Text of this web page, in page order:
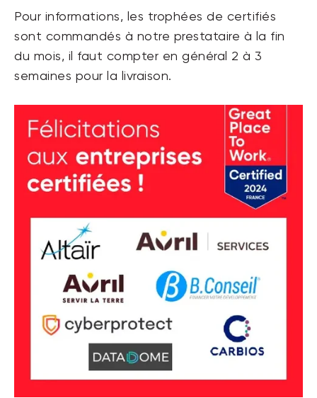
Pour informations, les trophées de certifiés
sont commandés à notre prestataire à la fin
du mois, il faut compter en général 2 à 3
semaines pour la livraison.